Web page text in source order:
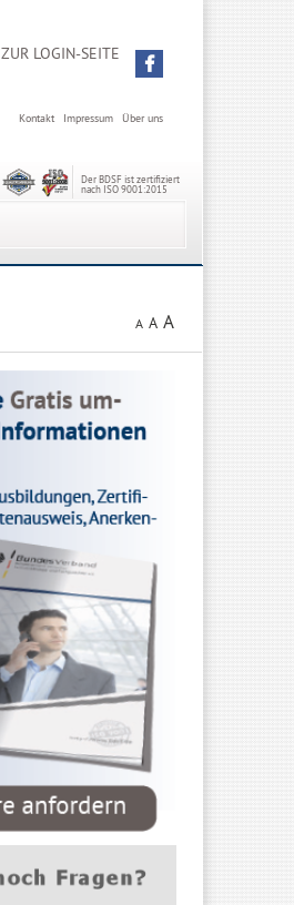
ZUR LOGIN-SEITE
Über uns
Impressum
Kontakt
Der BDSF ist zertifiziert
nach ISO 9001:2015
A A A